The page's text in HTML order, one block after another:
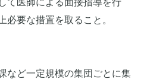
必要な措置を取ること。
など一定規模の集団ごとに集